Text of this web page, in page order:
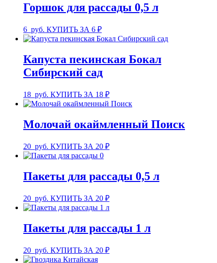
Горшок для рассады 0,5 л
6 руб. КУПИТЬ ЗА 6 ₽
Капуста пекинская Бокал
Сибирский сад
18 руб. КУПИТЬ ЗА 18 ₽
Молочай окаймленный Поиск
20 руб. КУПИТЬ ЗА 20 ₽
Пакеты для рассады 0,5 л
20 руб. КУПИТЬ ЗА 20 ₽
Пакеты для рассады 1 л
20 руб. КУПИТЬ ЗА 20 ₽